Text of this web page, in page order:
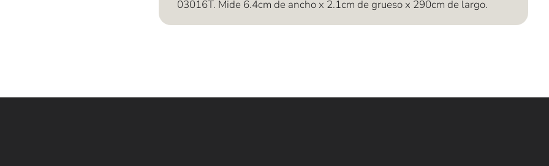
03016T. Mide 6.4cm de ancho x 2.1cm de grueso x 290cm de largo.